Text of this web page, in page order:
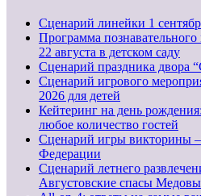
Cценарий линейки 1
Программа
22 августа в детском саду
Сценарий праздника двора
Сценарий игрового
2026 для детей
Кейтеринг на день
любое количество гостей
Сценарий игры викторины
Федерации
Сценарий летнего
Августовские спасы